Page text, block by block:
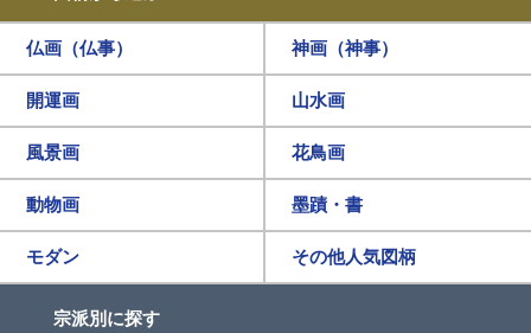
仏画（仏事） 神画（神事）
開運画 山水画
風景画 花鳥画
動物画 墨蹟・書
モダン その他人気図柄
宗派別に探す